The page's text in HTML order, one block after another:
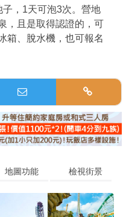
，1天可泡3次。營地
，且是取得認證的，可
箱、脫水機，也可報名
地圖功能 檢視街景